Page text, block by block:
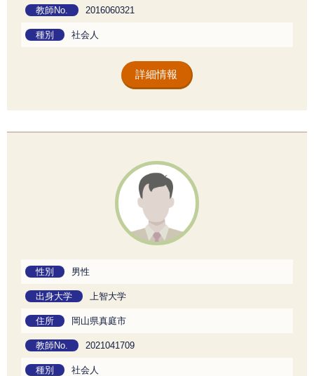
教師No. 2016060321
種別 社会人
詳細情報
性別 男性
出身大学 上智大学
住所 岡山県真庭市
教師No. 2021041709
種別 社会人